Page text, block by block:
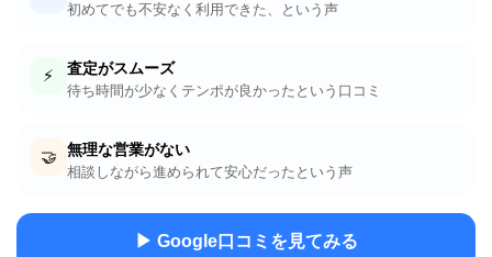
初めてでも不安なく利用できた、という声
⚡ 査定がスムーズ
待ち時間が少なくテンポが良かったという口コミ
🤝 無理な営業がない
相談しながら進められて安心だったという声
▶ Google口コミを見てみる